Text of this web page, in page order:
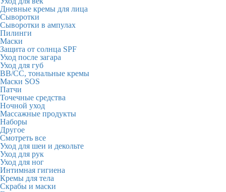
Дневные кремы для лица
Сыворотки
Сыворотки в ампулах
Пилинги
Маски
Защита от солнца SPF
Уход после загара
Уход для губ
BB/CC, тональные кремы
Маски SOS
Патчи
Точечные средства
Ночной уход
Массажные продукты
Наборы
Другое
Смотреть все
Уход для шеи и декольте
Уход для рук
Уход для ног
Интимная гигиена
Кремы для тела
Скрабы и маски